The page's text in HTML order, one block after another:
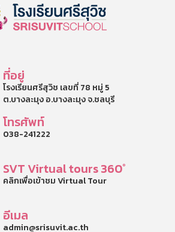
ที่อยู่
โรงเรียนศรีสุวิช เลขที่ 78 หมู่ 5
ต.บางละมุง อ.บางละมุง จ.ชลบุรี
โทรศัพท์
038-241222
SVT Virtual tours 360°
คลิกเพื่อเข้าชม Virtual Tour
อีเมล
admin@srisuvit.ac.th